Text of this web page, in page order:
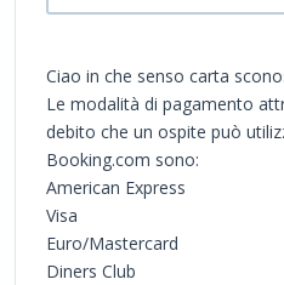
Ciao in che senso carta
Le modalità di pagamento
debito che un ospite può
Booking.com sono:
American Express
Visa
Euro/Mastercard
Diners Club